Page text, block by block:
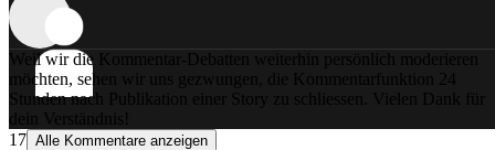
Weil wir die Kommentar-Debatten weiterhin persönlich moderieren
möchten, sehen wir uns gezwungen, die Kommentarfunktion 24
Stunden nach Publikation einer Story zu schliessen. Vielen Dank für
dein Verständnis!
17 Alle Kommentare anzeigen